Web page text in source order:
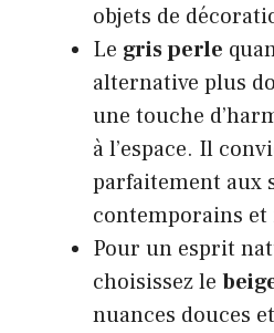
objets de
Le gris perle
alternative plus
une touche
à l’espace. Il
parfaitement aux
contemporains
Pour un esprit
choisissez le
nuances douces